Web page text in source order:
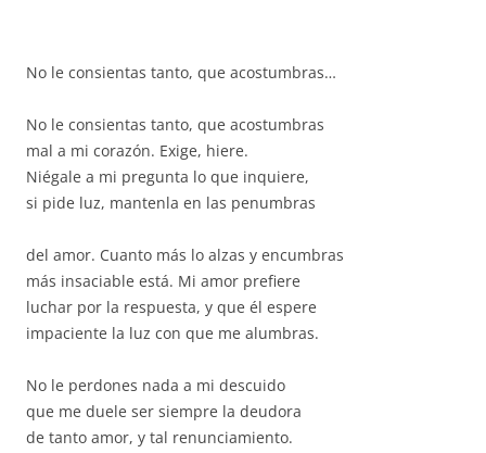
No le consientas tanto, que acostumbras…
No le consientas tanto, que acostumbras
mal a mi corazón. Exige, hiere.
Niégale a mi pregunta lo que inquiere,
si pide luz, mantenla en las penumbras
del amor. Cuanto más lo alzas y encumbras
más insaciable está. Mi amor prefiere
luchar por la respuesta, y que él espere
impaciente la luz con que me alumbras.
No le perdones nada a mi descuido
que me duele ser siempre la deudora
de tanto amor, y tal renunciamiento.